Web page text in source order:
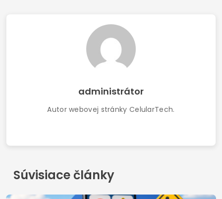
administrátor
Autor webovej stránky CelularTech.
Súvisiace články